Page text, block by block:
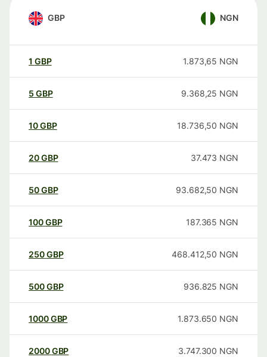
GBP NGN
1 GBP 1.873,65 NGN
5 GBP 9.368,25 NGN
10GBP 18.736,50 NGN
20GBP 37.473 NGN
50GBP 93.682,50 NGN
100GBP 187.365 NGN
250GBP 468.412,50 NGN
500GBP 936.825 NGN
1000GBP 1.873.650 NGN
2000GBP 3.747.300 NGN